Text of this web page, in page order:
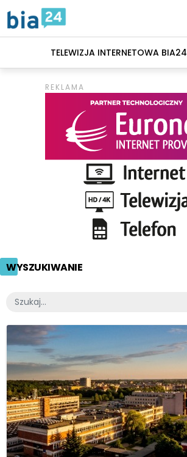
TELEWIZJA INTERNETOWA BIA24
WYSZUKIWANIE